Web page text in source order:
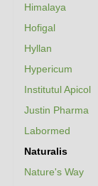
Himalaya
Hofigal
Hyllan
Hypericum
Institutul Apicol
Justin Pharma
Labormed
Naturalis
Nature's Way